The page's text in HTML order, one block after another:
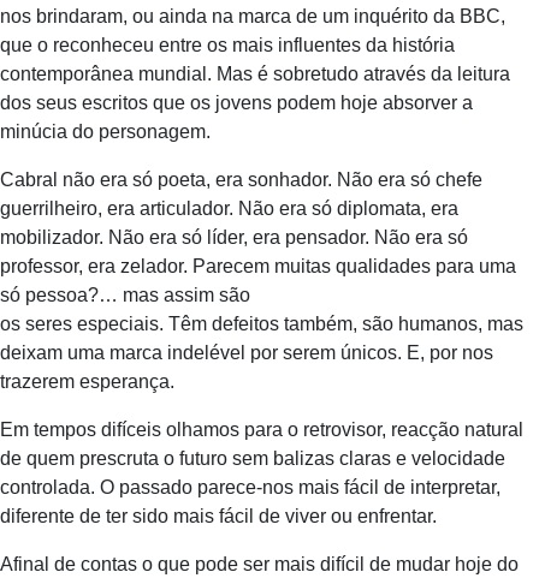
nos brindaram, ou ainda na marca de um inquérito da BBC,
que o reconheceu entre os mais influentes da história
contemporânea mundial. Mas é sobretudo através da leitura
dos seus escritos que os jovens podem hoje absorver a
minúcia do personagem.
Cabral não era só poeta, era sonhador. Não era só chefe
guerrilheiro, era articulador. Não era só diplomata, era
mobilizador. Não era só líder, era pensador. Não era só
professor, era zelador. Parecem muitas qualidades para uma
só pessoa?… mas assim são
os seres especiais. Têm defeitos também, são humanos, mas
deixam uma marca indelével por serem únicos. E, por nos
trazerem esperança.
Em tempos difíceis olhamos para o retrovisor, reacção natural
de quem prescruta o futuro sem balizas claras e velocidade
controlada. O passado parece-nos mais fácil de interpretar,
diferente de ter sido mais fácil de viver ou enfrentar.
Afinal de contas o que pode ser mais difícil de mudar hoje do